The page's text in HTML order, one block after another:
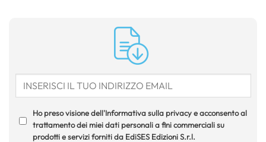
Ho preso visione dell'Informativa sulla privacy e acconsento al
trattamento dei miei dati personali a fini commerciali su
prodotti e servizi forniti da EdiSES Edizioni S.r.l.